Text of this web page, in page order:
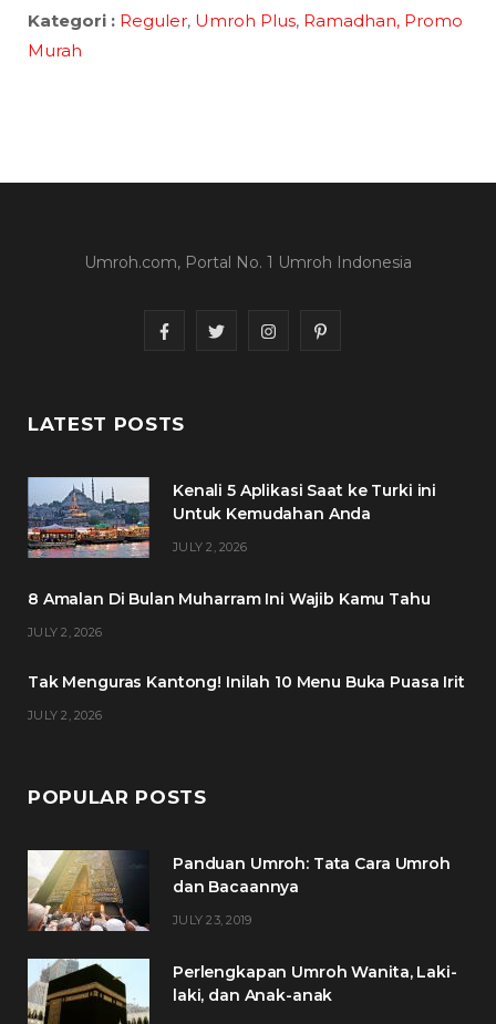
Kategori : Reguler, Umroh Plus, Ramadhan, Promo
Murah
Umroh.com, Portal No. 1 Umroh Indonesia
F
c
b
T
t
I
a
P
e
LATEST POSTS
Kenali 5 Aplikasi Saat ke Turki ini
Untuk Kemudahan Anda
JULY 2, 2026
8 Amalan Di Bulan Muharram Ini Wajib Kamu Tahu
JULY 2, 2026
Tak Menguras Kantong! Inilah 10 Menu Buka Puasa Irit
JULY 2, 2026
POPULAR POSTS
Panduan Umroh: Tata Cara Umroh
dan Bacaannya
JULY 23, 2019
Perlengkapan Umroh Wanita, Laki-
laki, dan Anak-anak